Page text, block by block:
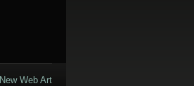
New Web Art